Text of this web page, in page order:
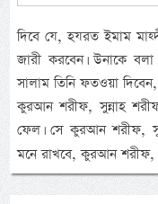
দিবে যে, হযরত ইমাম
জারী করবেন। উনাকে
সালাম তিনি ফতওয়া
কুরআন শরীফ, সুন্নাহ
ফেল। সে কুরআন শরীফ,
মনে রাখবে, কুরআন